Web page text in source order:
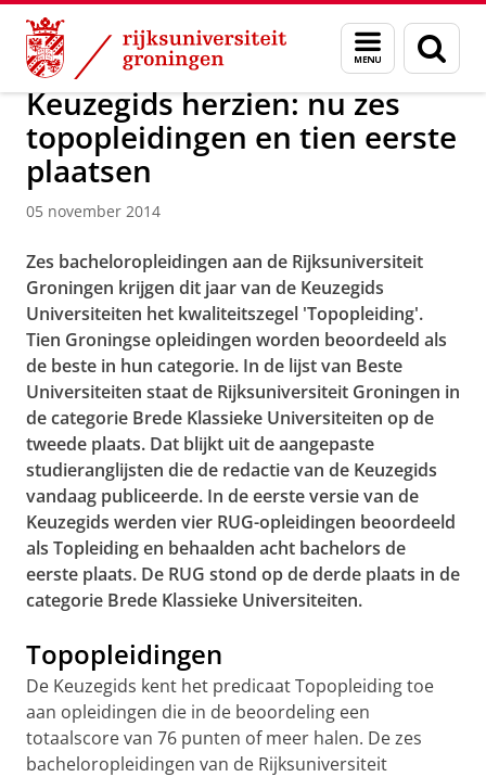
Skip
Content
Skip
Navigation
Menu
en
zoeken
Over ons Actueel Nieuws Nieuwsberichten
Keuzegids herzien: nu zes
topopleidingen en tien eerste
plaatsen
05 november 2014
Zes bacheloropleidingen aan de Rijksuniversiteit
Groningen krijgen dit jaar van de Keuzegids
Universiteiten het kwaliteitszegel 'Topopleiding'.
Tien Groningse opleidingen worden beoordeeld als
de beste in hun categorie. In de lijst van Beste
Universiteiten staat de Rijksuniversiteit Groningen in
de categorie Brede Klassieke Universiteiten op de
tweede plaats. Dat blijkt uit de aangepaste
studieranglijsten die de redactie van de Keuzegids
vandaag publiceerde. In de eerste versie van de
Keuzegids werden vier RUG-opleidingen beoordeeld
als Topleiding en behaalden acht bachelors de
eerste plaats. De RUG stond op de derde plaats in de
categorie Brede Klassieke Universiteiten.
Topopleidingen
De Keuzegids kent het predicaat Topopleiding toe
aan opleidingen die in de beoordeling een
totaalscore van 76 punten of meer halen. De zes
bacheloropleidingen van de Rijksuniversiteit